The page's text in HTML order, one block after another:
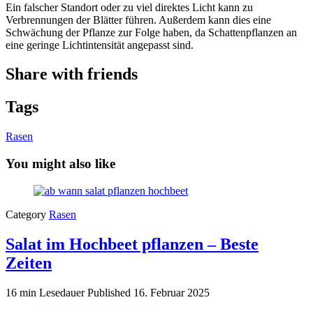
Ein falscher Standort oder zu viel direktes Licht kann zu
Verbrennungen der Blätter führen. Außerdem kann dies eine
Schwächung der Pflanze zur Folge haben, da Schattenpflanzen an
eine geringe Lichtintensität angepasst sind.
Share with friends
Tags
Rasen
You might also like
Category Rasen
Salat im Hochbeet pflanzen – Beste
Zeiten
16 min LesedauerPublished 16. Februar 2025